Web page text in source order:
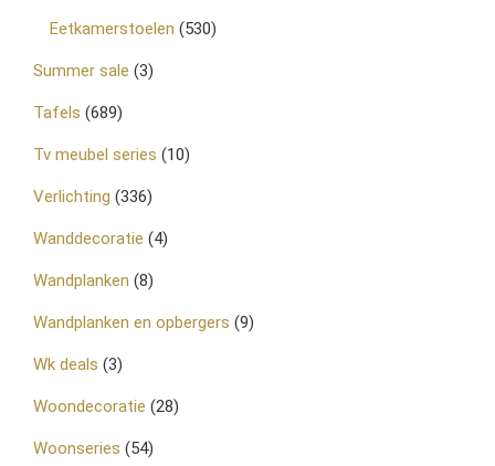
Eetkamerstoelen (530)
Summer sale (3)
Tafels (689)
Tv meubel series (10)
Verlichting (336)
Wanddecoratie (4)
Wandplanken (8)
Wandplanken en opbergers (9)
Wk deals (3)
Woondecoratie (28)
Woonseries (54)